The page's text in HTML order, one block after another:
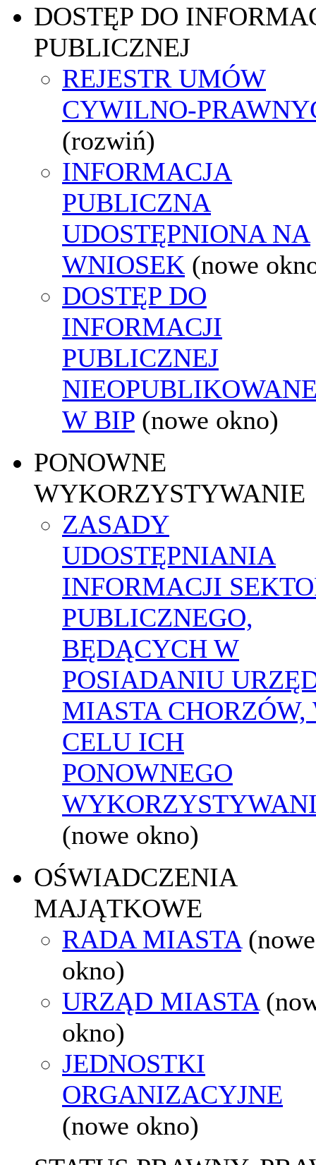
DOSTĘP DO
PUBLICZNEJ
REJESTR UMÓW
CYWILNO-
(rozwiń)
INFORMACJA
PUBLICZNA
UDOSTĘPNIONA NA
WNIOSEK (nowe
DOSTĘP DO
INFORMACJI
PUBLICZNEJ
W BIP (nowe okno)
PONOWNE
WYKORZYSTYWANIE
ZASADY
UDOSTĘPNIANIA
INFORMACJI
PUBLICZNEGO,
BĘDĄCYCH W
POSIADANIU
MIASTA CHORZÓW,
CELU ICH
PONOWNEGO
(nowe okno)
OŚWIADCZENIA
MAJĄTKOWE
RADA MIASTA (nowe
okno)
URZĄD MIASTA
okno)
JEDNOSTKI
ORGANIZACYJNE
(nowe okno)